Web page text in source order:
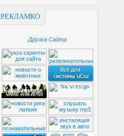
РЕКЛАМКО
Друзья Сайта